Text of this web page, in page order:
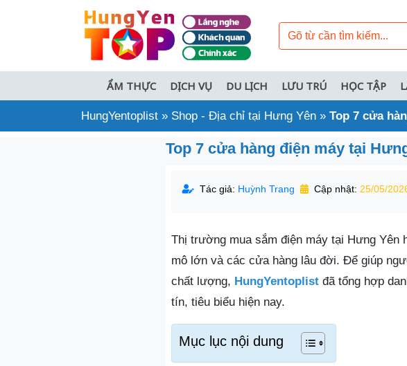
ẨM THỰC DỊCH VỤ DU LỊCH LƯU TRÚ HỌC TẬP
HungYentoplist » Shop - Địa chỉ tại Hưng Yên » Top 7 cửa
Top 7 cửa hàng điện máy tại
Tác giả: Huỳnh Trang Cập nhật: 25/05/
Thị trường mua sắm điện máy tại Hưng Yên
mô lớn và các cửa hàng lâu đời. Để giúp
chất lượng, HungYentoplist đã tổng hợp
tín, tiêu biểu hiện nay.
Mục lục nội dung